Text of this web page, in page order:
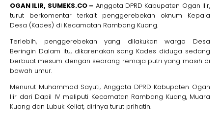
OGAN ILIR, SUMEKS.CO – Anggota DPRD Kabupaten Ogan Ilir,
turut berkomentar terkait penggerebekan oknum Kepala
Desa (Kades) di Kecamatan Rambang Kuang.
Terlebih, penggerebekan yang dilakukan warga Desa
Beringin Dalam itu, dikarenakan sang Kades diduga sedang
berbuat mesum dengan seorang remaja putri yang masih di
bawah umur.
Menurut Muhammad Sayuti, Anggota DPRD Kabupaten Ogan
Ilir dari Dapil IV meliputi Kecamatan Rambang Kuang, Muara
Kuang dan Lubuk Keliat, dirinya turut prihatin.